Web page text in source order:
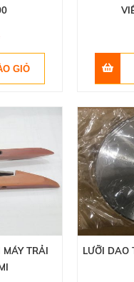
TRẢI
LƯỠI DAO